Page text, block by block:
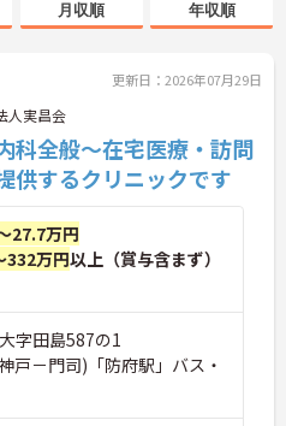
月収順 年収順
更新日：2026年07月29日
人実昌会
科全般～在宅医療・訪問
供するクリニックです
27.7万円
332万円以上（賞与含まず）
字田島587の1
戸－門司)「防府駅」バス・